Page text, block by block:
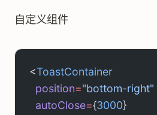
自定义组件
<ToastContainer
  position
="bottom-right"
  autoClose
={3000}